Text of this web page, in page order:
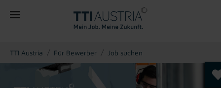
You are here:
TTI Austria Für Bewerber Job suchen